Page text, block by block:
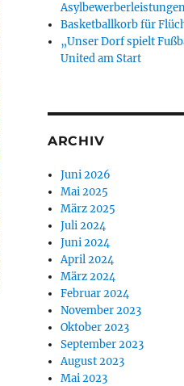
Basketballkorb für
„Unser Dorf spielt
United am Start
ARCHIV
Juni 2026
Mai 2025
März 2025
Juli 2024
Juni 2024
April 2024
März 2024
Februar 2024
November 2023
Oktober 2023
September 2023
August 2023
Mai 2023